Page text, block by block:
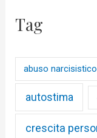
Tag
abuso narcisistico
autostima
crescita